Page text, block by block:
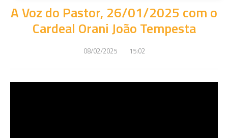
A Voz do Pastor, 26/01/2025 com o
Cardeal Orani João Tempesta
08/02/2025 15:02